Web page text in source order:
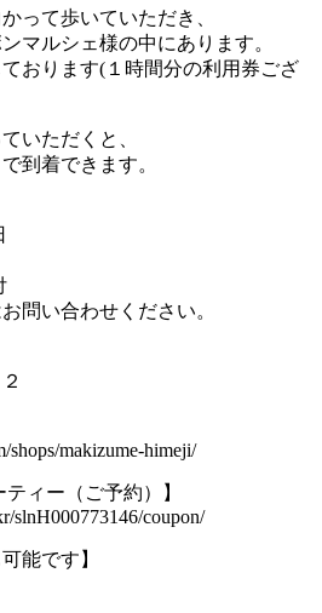
って歩いていただき、
マルシェ様の中にあります。
おります(１時間分の利用券ござ
いただくと、
到着できます。
問い合わせください。
shops/makizume-himeji/
ィー（ご予約）】
slnH000773146/coupon/
能です】